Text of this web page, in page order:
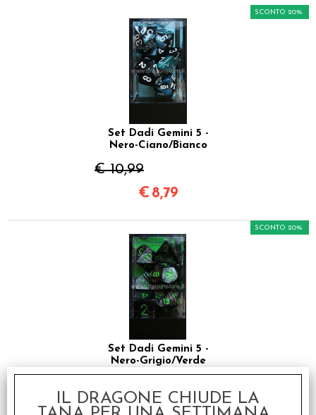
Set Dadi Gemini 5 -
Nero-Ciano/Bianco
€ 10,99
SCONTO 20%
€ 8,79
Set Dadi Gemini 5 -
Nero-Grigio/Verde
SCONTO 20%
€8,79
IL DRAGONE CHIUDE LA